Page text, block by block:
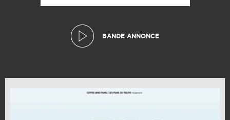
BANDE ANNONCE